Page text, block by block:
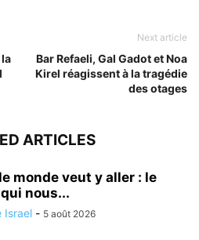
Next article
Bar Refaeli, Gal Gadot et Noa
Kirel réagissent à la tragédie
des otages
ARTICLES
monde veut y aller : le
nous...
Israel - 5 août 2026